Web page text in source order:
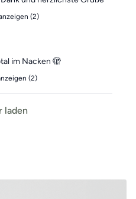
(2)
im Nacken 🫣
(2)
laden